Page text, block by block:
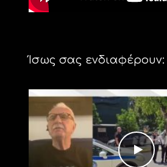
Ίσως σας ενδιαφέρουν: